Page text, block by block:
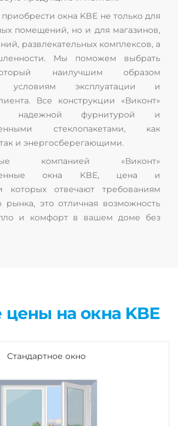
окна KBE не только для
помещений, но и для магазинов,
развлекательных комплексов, а
Мы поможем выбрать
наилучшим образом
условиям эксплуатации и
Все конструкции «Виконт»
надежной фурнитурой и
стеклопакетами, как
и энергосберегающими.
компанией «Виконт»
окна KBE, цена и
которых отвечают требованиям
рынка, это отличная возможность
и комфорт в вашем доме без
на окна KBE
Стандартное окно